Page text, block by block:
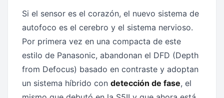
Si el sensor es el corazón, el nuevo sistema de
autofoco es el cerebro y el sistema nervioso.
Por primera vez en una compacta de este
estilo de Panasonic, abandonan el DFD (Depth
from Defocus) basado en contraste y adoptan
un sistema híbrido con detección de fase, el